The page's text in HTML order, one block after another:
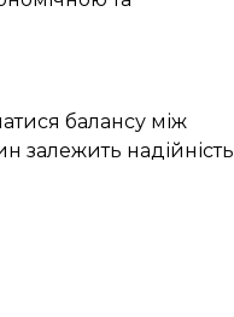
балансу між
залежить надійність